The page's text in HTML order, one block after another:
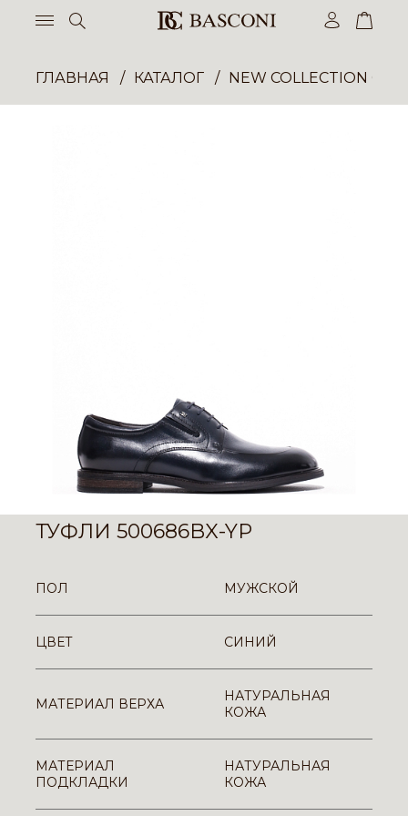
ГЛАВНАЯ КАТАЛОГ NEW COLLECTION
ТУФЛИ 500686BX-YP
ПОЛ МУЖСКОЙ
ЦВЕТ СИНИЙ
МАТЕРИАЛ ВЕРХА
НАТУРАЛЬНАЯ
КОЖА
МАТЕРИАЛ
ПОДКЛАДКИ
НАТУРАЛЬНАЯ
КОЖА